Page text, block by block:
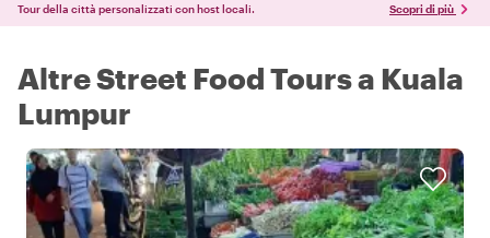
Tour della città personalizzati con host locali. Scopri di più
Altre Street Food Tours a Kuala
Lumpur